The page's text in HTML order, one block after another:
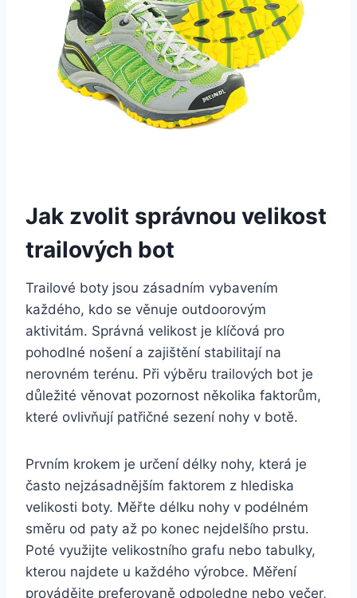
Jak zvolit ⁢správnou velikost
trailových ⁤bot
Trailové boty jsou zásadním ‍vybavením
každého, ⁤kdo se věnuje outdoorovým
aktivitám. Správná velikost je klíčová pro
pohodlné‌ nošení a zajištění stabilitají na
nerovném ⁤terénu. ⁣Při ⁢výběru trailových bot je
důležité‌ věnovat pozornost několika faktorům,
které ovlivňují patřičné ⁤sezení nohy v‌ botě.​
Prvním krokem je ⁣určení délky nohy,⁣ která je
často nejzásadnějším​ faktorem z hlediska‌
velikosti ⁣boty. Měřte délku ⁢nohy ⁤v podélném
⁤směru od⁤ paty až po konec nejdelšího prstu. ​
Poté využijte ​velikostního grafu nebo tabulky,
kterou najdete ‍u každého výrobce.⁣ Měření
provádějte preferovaně odpoledne nebo večer,